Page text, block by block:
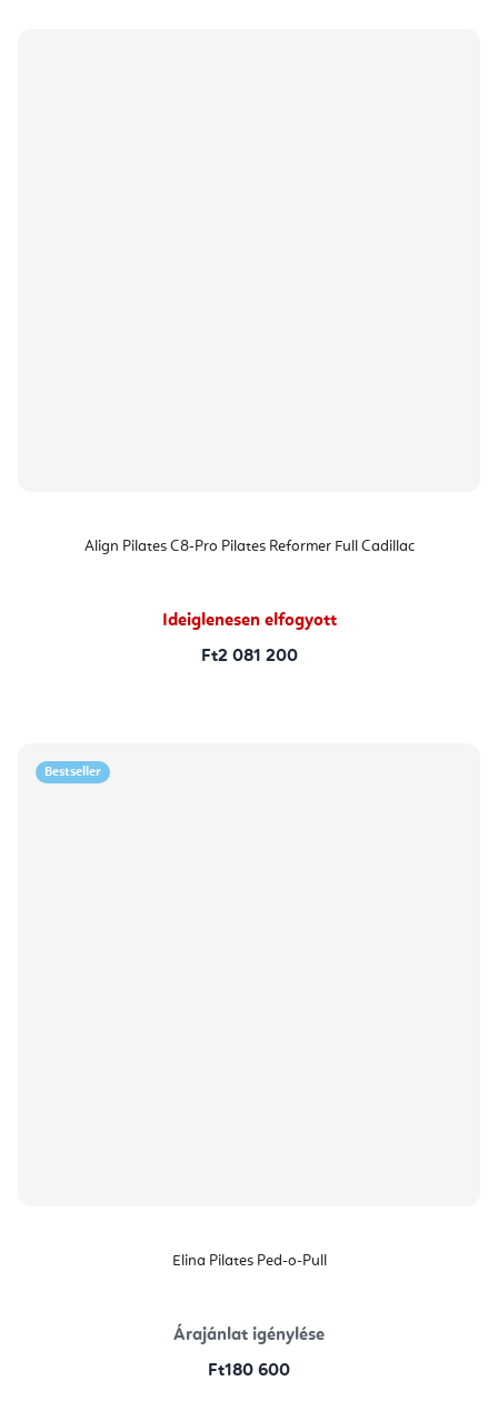
Align Pilates C8-Pro Pilates Reformer Full Cadillac
Ideiglenesen elfogyott
Ft2 081 200
Bestseller
Elina Pilates Ped-o-Pull
Árajánlat igénylése
Ft180 600